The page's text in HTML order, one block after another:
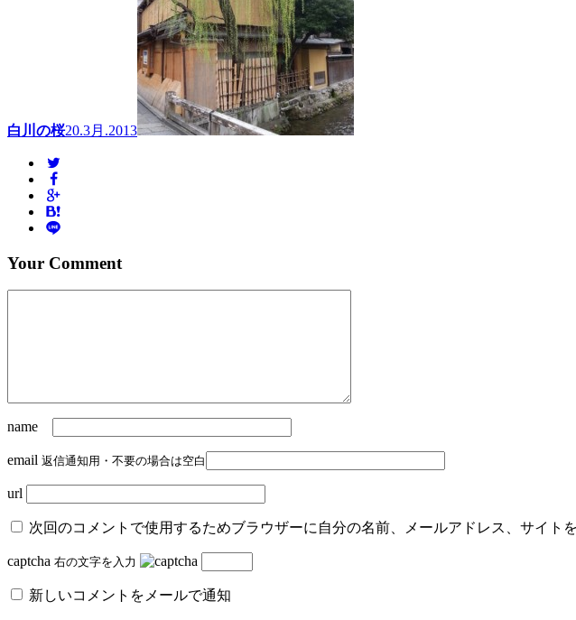
白川の桜20.3月.2013
Your Comment
name
email 返信通知用・不要の場合は空白
url
次回のコメントで使用するためブラウザーに自分の名前、メールアドレス、サイトを
captcha 右の文字を入力
新しいコメントをメールで通知